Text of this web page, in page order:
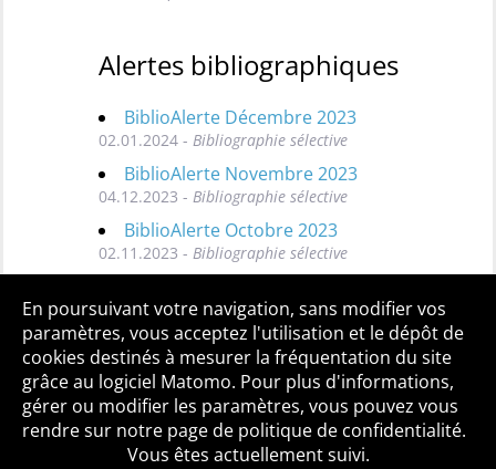
Alertes bibliographiques
BiblioAlerte Décembre 2023
02.01.2024 - Bibliographie sélective
BiblioAlerte Novembre 2023
04.12.2023 - Bibliographie sélective
BiblioAlerte Octobre 2023
02.11.2023 - Bibliographie sélective
Toutes les BiblioAlertes
Qui sommes-nous ? Mentions légales
Accessibilité
Politique de confidentialité
Contact
En poursuivant votre navigation, sans modifier vos
paramètres, vous acceptez l'utilisation et le dépôt de
cookies destinés à mesurer la fréquentation du site
grâce au logiciel Matomo. Pour plus d'informations,
gérer ou modifier les paramètres, vous pouvez vous
rendre sur notre page de politique de confidentialité.
Vous êtes actuellement suivi.